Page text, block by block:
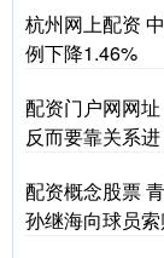
杭州网上配资
例下降1.46%
配资门户网网
反而要靠关系进
配资概念股票
孙继海向球员